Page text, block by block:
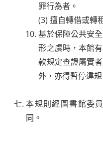
罪行為者。
(3) 擅自轉借或轉
基於保障公共安
形之虞時，本館
款規定查證屬實
外，亦得暫停違
本規則經圖書館委
同。